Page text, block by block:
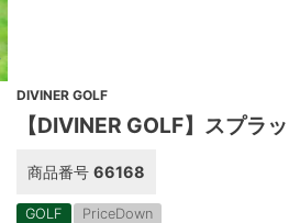
DIVINER GOLF
【DIVINER GOLF】スプラ
商品番号 66168
GOLF PriceDown